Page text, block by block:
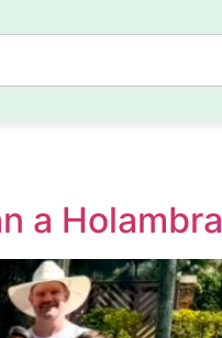
a Holambra